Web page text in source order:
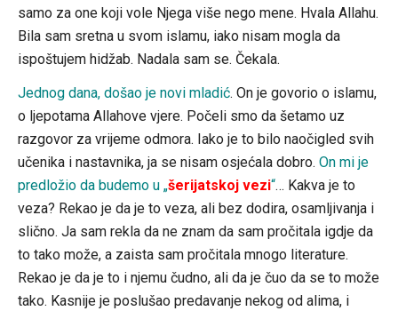
samo za one koji vole Njega više nego mene. Hvala Allahu.
Bila sam sretna u svom islamu, iako nisam mogla da
ispoštujem hidžab. Nadala sam se. Čekala.
Jednog dana, došao je novi mladić. On je govorio o islamu,
o ljepotama Allahove vjere. Počeli smo da šetamo uz
razgovor za vrijeme odmora. Iako je to bilo naočigled svih
učenika i nastavnika, ja se nisam osjećala dobro. On mi je
predložio da budemo u „šerijatskoj vezi“… Kakva je to
veza? Rekao je da je to veza, ali bez dodira, osamljivanja i
slično. Ja sam rekla da ne znam da sam pročitala igdje da
to tako može, a zaista sam pročitala mnogo literature.
Rekao je da je to i njemu čudno, ali da je čuo da se to može
tako. Kasnije je poslušao predavanje nekog od alima, i